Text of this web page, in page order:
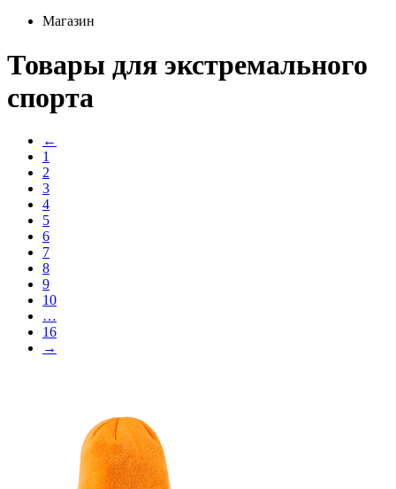
Магазин
Товары для экстремального
спорта
←
1
2
3
4
5
6
7
8
9
10
…
16
→